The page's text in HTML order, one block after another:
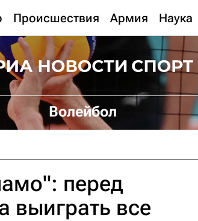
Происшествия Армия Наука
Волейбол
перед
выиграть все